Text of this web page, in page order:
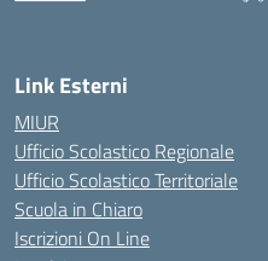
Link Esterni
MIUR
Ufficio Scolastico Regionale
Ufficio Scolastico Territoriale
Scuola in Chiaro
Iscrizioni On Line